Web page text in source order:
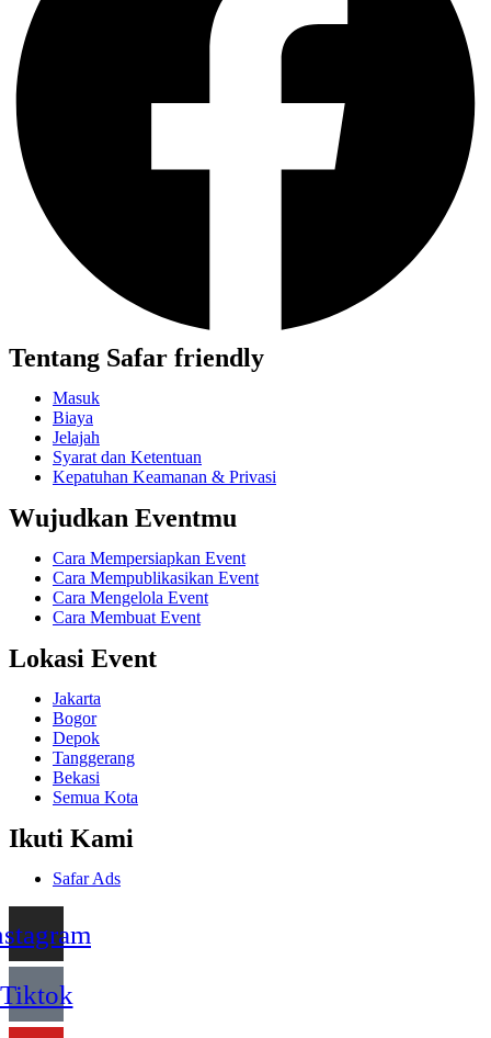
Tentang Safar friendly
Masuk
Biaya
Jelajah
Syarat dan Ketentuan
Kepatuhan Keamanan & Privasi
Wujudkan Eventmu
Cara Mempersiapkan Event
Cara Mempublikasikan Event
Cara Mengelola Event
Cara Membuat Event
Lokasi Event
Jakarta
Bogor
Depok
Tanggerang
Bekasi
Semua Kota
Ikuti Kami
Safar Ads
Tiktok